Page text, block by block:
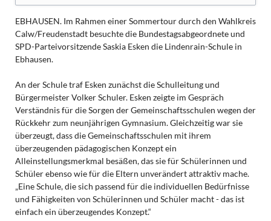
EBHAUSEN. Im Rahmen einer Sommertour durch den Wahlkreis
Calw/Freudenstadt besuchte die Bundestagsabgeordnete und
SPD-Parteivorsitzende Saskia Esken die Lindenrain-Schule in
Ebhausen.
An der Schule traf Esken zunächst die Schulleitung und
Bürgermeister Volker Schuler. Esken zeigte im Gespräch
Verständnis für die Sorgen der Gemeinschaftsschulen wegen der
Rückkehr zum neunjährigen Gymnasium. Gleichzeitig war sie
überzeugt, dass die Gemeinschaftsschulen mit ihrem
überzeugenden pädagogischen Konzept ein
Alleinstellungsmerkmal besäßen, das sie für Schülerinnen und
Schüler ebenso wie für die Eltern unverändert attraktiv mache.
„Eine Schule, die sich passend für die individuellen Bedürfnisse
und Fähigkeiten von Schülerinnen und Schüler macht - das ist
einfach ein überzeugendes Konzept.“